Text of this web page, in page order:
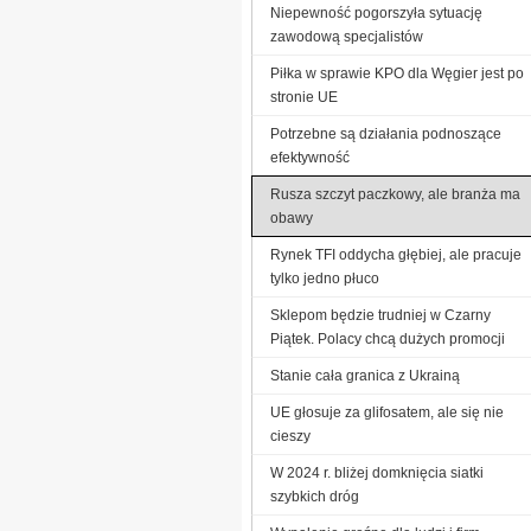
Niepewność pogorszyła sytuację
zawodową specjalistów
Piłka w sprawie KPO dla Węgier jest po
stronie UE
Potrzebne są działania podnoszące
efektywność
Rusza szczyt paczkowy, ale branża ma
obawy
Rynek TFI oddycha głębiej, ale pracuje
tylko jedno płuco
Sklepom będzie trudniej w Czarny
Piątek. Polacy chcą dużych promocji
Stanie cała granica z Ukrainą
UE głosuje za glifosatem, ale się nie
cieszy
W 2024 r. bliżej domknięcia siatki
szybkich dróg